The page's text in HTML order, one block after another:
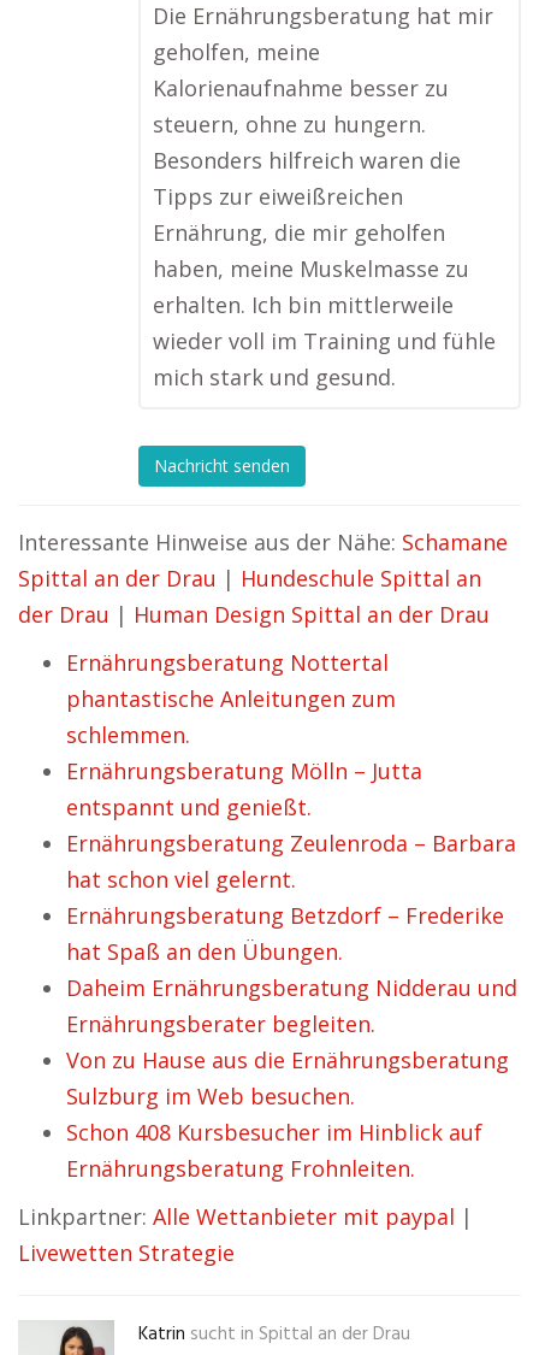
Die Ernährungsberatung hat mir
geholfen, meine
Kalorienaufnahme besser zu
steuern, ohne zu hungern.
Besonders hilfreich waren die
Tipps zur eiweißreichen
Ernährung, die mir geholfen
haben, meine Muskelmasse zu
erhalten. Ich bin mittlerweile
wieder voll im Training und fühle
mich stark und gesund.
Nachricht senden
Interessante Hinweise aus der Nähe: Schamane
Spittal an der Drau | Hundeschule Spittal an
der Drau | Human Design Spittal an der Drau
Ernährungsberatung Nottertal
phantastische Anleitungen zum
schlemmen.
Ernährungsberatung Mölln – Jutta
entspannt und genießt.
Ernährungsberatung Zeulenroda – Barbara
hat schon viel gelernt.
Ernährungsberatung Betzdorf – Frederike
hat Spaß an den Übungen.
Daheim Ernährungsberatung Nidderau und
Ernährungsberater begleiten.
Von zu Hause aus die Ernährungsberatung
Sulzburg im Web besuchen.
Schon 408 Kursbesucher im Hinblick auf
Ernährungsberatung Frohnleiten.
Linkpartner: Alle Wettanbieter mit paypal |
Livewetten Strategie
Katrin sucht in Spittal an der Drau